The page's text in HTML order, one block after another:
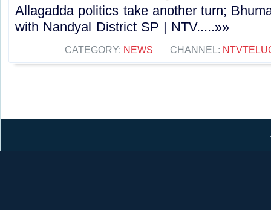
Allagadda politics take another turn;
with Nandyal District SP | NTV.....»»
CATEGORY: NEWS CHANNEL: